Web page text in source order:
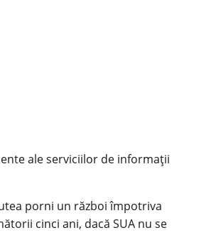
ale serviciilor de informații
porni un război împotriva
cinci ani, dacă SUA nu se